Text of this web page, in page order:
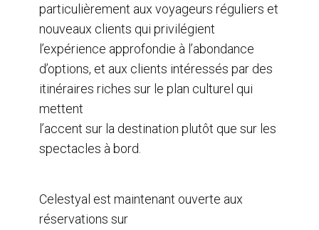
particulièrement aux voyageurs réguliers et
nouveaux clients qui privilégient
l’expérience approfondie à l’abondance
d’options, et aux clients intéressés par des
itinéraires riches sur le plan culturel qui
mettent
l’accent sur la destination plutôt que sur les
spectacles à bord.
Celestyal est maintenant ouverte aux
réservations sur